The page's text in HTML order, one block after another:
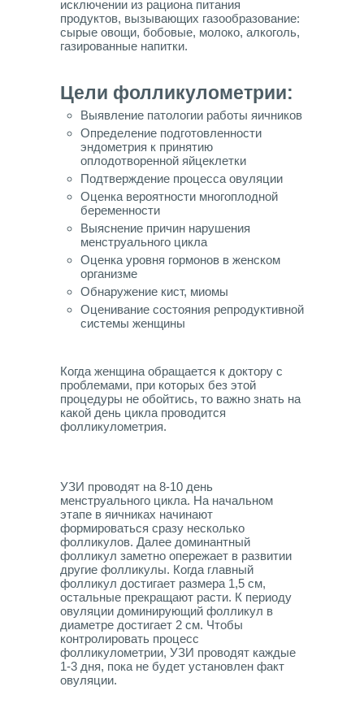
исключении из рациона питания
продуктов, вызывающих газообразование:
сырые овощи, бобовые, молоко, алкоголь,
газированные напитки.
Цели фолликулометрии:
Выявление патологии работы яичников
Определение подготовленности
эндометрия к принятию
оплодотворенной яйцеклетки
Подтверждение процесса овуляции
Оценка вероятности многоплодной
беременности
Выяснение причин нарушения
менструального цикла
Оценка уровня гормонов в женском
организме
Обнаружение кист, миомы
Оценивание состояния репродуктивной
системы женщины
Когда женщина обращается к доктору с
проблемами, при которых без этой
процедуры не обойтись, то важно знать на
какой день цикла проводится
фолликулометрия.
УЗИ проводят на 8-10 день
менструального цикла. На начальном
этапе в яичниках начинают
формироваться сразу несколько
фолликулов. Далее доминантный
фолликул заметно опережает в развитии
другие фолликулы. Когда главный
фолликул достигает размера 1,5 см,
остальные прекращают расти. К периоду
овуляции доминирующий фолликул в
диаметре достигает 2 см. Чтобы
контролировать процесс
фолликулометрии, УЗИ проводят каждые
1-3 дня, пока не будет установлен факт
овуляции.